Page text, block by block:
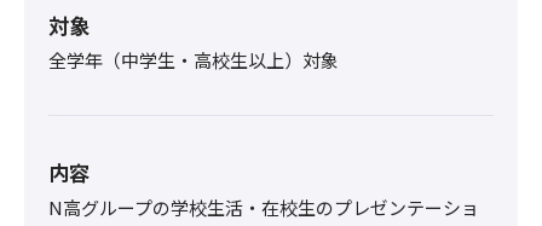
対象
全学年（中学生・高校生以上）対象
内容
N高グループの学校生活・在校生のプレゼンテーショ